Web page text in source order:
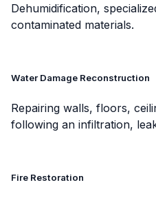
Dehumidification,
contaminated materials.
Water Damage Reconstruction
Repairing walls, floors,
following an infiltration,
Fire Restoration